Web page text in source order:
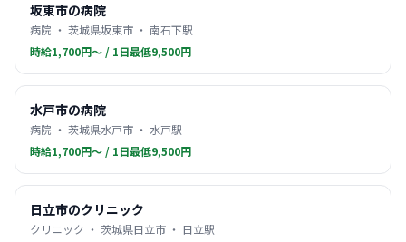
坂東市の病院
病院 ・ 茨城県坂東市 ・ 南石下駅
時給1,700円〜 / 1日最低9,500円
水戸市の病院
病院 ・ 茨城県水戸市 ・ 水戸駅
時給1,700円〜 / 1日最低9,500円
日立市のクリニック
クリニック ・ 茨城県日立市 ・ 日立駅